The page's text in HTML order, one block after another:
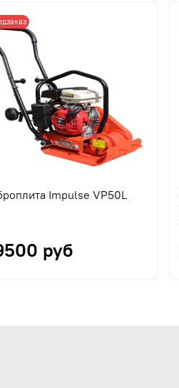
Impulse VP50L
руб